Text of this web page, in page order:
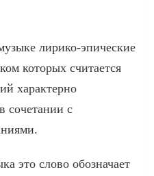
лирико-эпические
которых считается
характерно
сочетании с
это слово обозначает